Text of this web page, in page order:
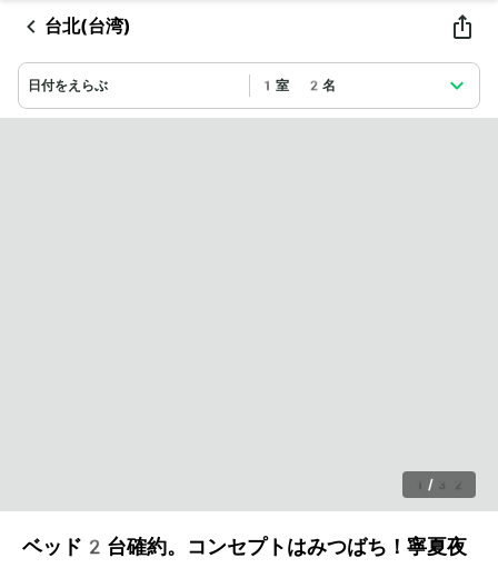
台北(台湾)
日付をえらぶ 1室 2名
1 / 32
ベッド2台確約。コンセプトはみつばち！寧夏夜